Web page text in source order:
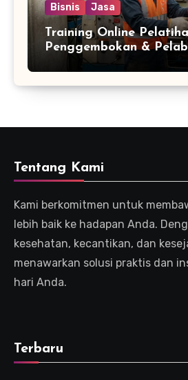
Bisnis Jasa
Training Online
Penggembokan &
Tentang Kami
Kami berkomitmen untuk
lebih baik ke hadapan Anda.
kesehatan, kecantikan, dan
menawarkan solusi praktis dan
hari Anda.
Terbaru